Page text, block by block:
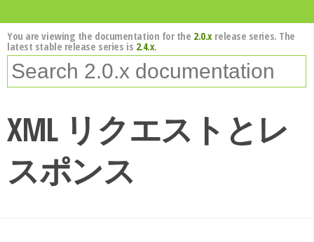
You are viewing the documentation for the 2.0.xrelease series. The
latest stable release series is 2.4.x.
XML リクエストとレ
スポンス